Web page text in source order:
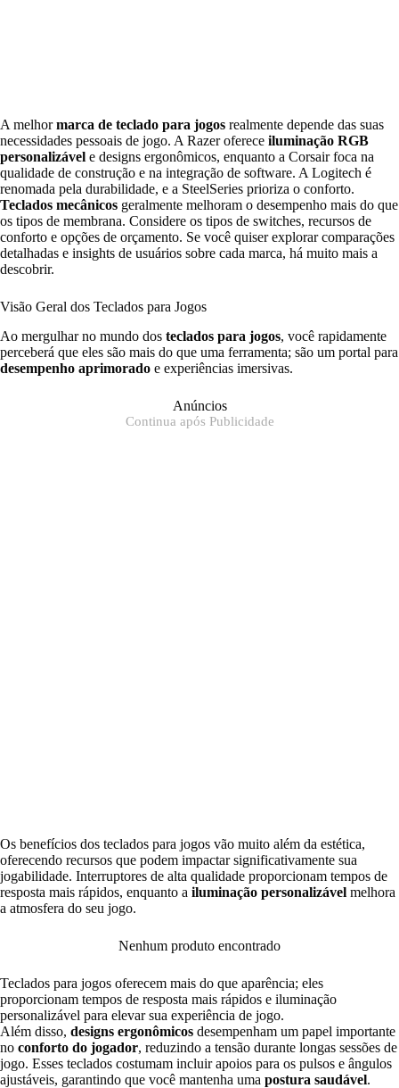
A melhormarca de teclado para jogos realmente depende das suas
necessidades pessoais de jogo. A Razer oferece iluminação RGB
personalizável e designs ergonômicos, enquanto a Corsair foca na
qualidade de construção e na integração de software. A Logitech é
renomada pela durabilidade, e a SteelSeries prioriza o conforto.
Teclados mecânicos geralmente melhoram o desempenho mais do que
os tipos de membrana. Considere os tipos de switches, recursos de
conforto e opções de orçamento. Se você quiser explorar comparações
detalhadas e insights de usuários sobre cada marca, há muito mais a
descobrir.
Visão Geral dos Teclados para Jogos
Ao mergulhar no mundo dos teclados para jogos, você rapidamente
perceberá que eles são mais do que uma ferramenta; são um portal para
desempenho aprimorado e experiências imersivas.
Anúncios
Continua após Publicidade
Os benefícios dos teclados para jogos vão muito além da estética,
oferecendo recursos que podem impactar significativamente sua
jogabilidade. Interruptores de alta qualidade proporcionam tempos de
resposta mais rápidos, enquanto a iluminação personalizável melhora
a atmosfera do seu jogo.
Nenhum produto encontrado
Teclados para jogos oferecem mais do que aparência; eles
proporcionam tempos de resposta mais rápidos e iluminação
personalizável para elevar sua experiência de jogo.
Além disso, designs ergonômicos desempenham um papel importante
no conforto do jogador, reduzindo a tensão durante longas sessões de
jogo. Esses teclados costumam incluir apoios para os pulsos e ângulos
ajustáveis, garantindo que você mantenha uma postura saudável.